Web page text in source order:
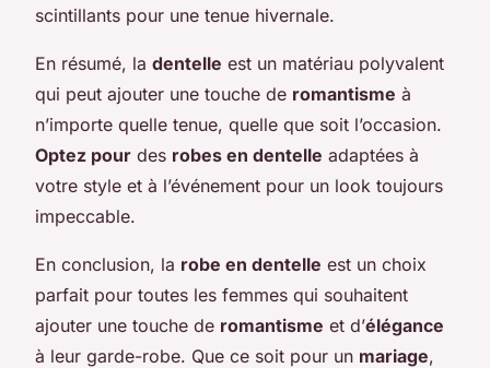
scintillants pour une tenue hivernale.
En résumé, la dentelle est un matériau polyvalent
qui peut ajouter une touche de romantisme à
n’importe quelle tenue, quelle que soit l’occasion.
Optez pour des robes en dentelle adaptées à
votre style et à l’événement pour un look toujours
impeccable.
En conclusion, la robe en dentelle est un choix
parfait pour toutes les femmes qui souhaitent
ajouter une touche de romantisme et d’élégance
à leur garde-robe. Que ce soit pour un mariage,